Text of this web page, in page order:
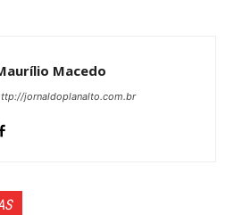
Macedo
jornaldoplanalto.com.br